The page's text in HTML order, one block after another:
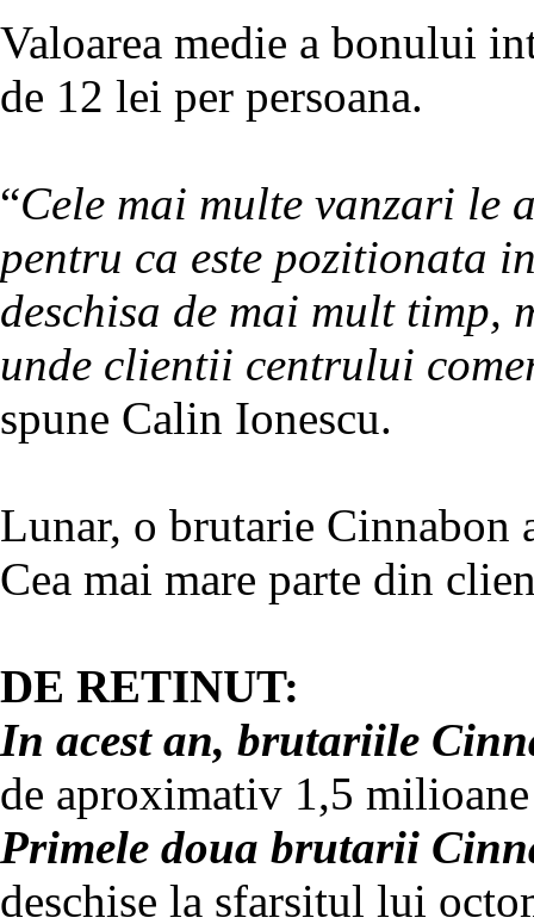
Valoarea medie a bonului
de 12 lei per persoana.
“Cele mai multe vanzari le
pentru ca este pozitionata
deschisa de mai mult timp,
unde clientii centrului
spune Calin Ionescu.
Lunar, o brutarie
Cea mai mare parte din
DE RETINUT:
In acest an, brutariile
de aproximativ 1,5
Primele doua brutarii
deschise la sfarsitul lui